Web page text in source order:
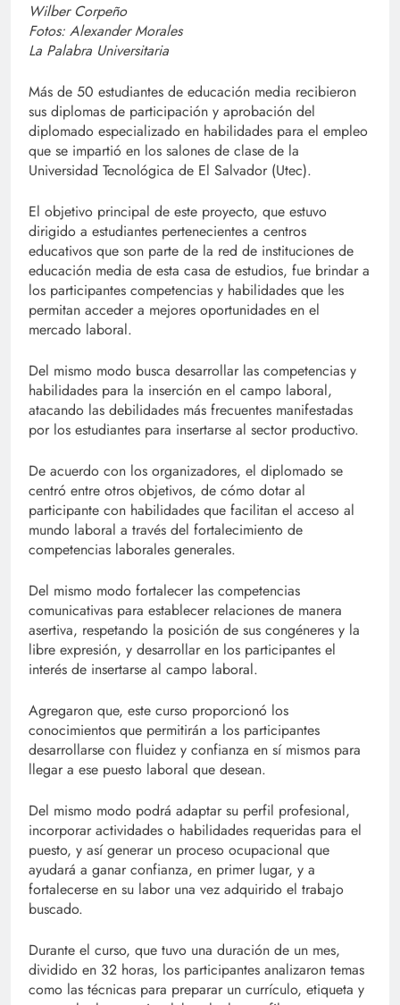
Wilber Corpeño
Fotos: Alexander Morales
La Palabra Universitaria
Más de 50 estudiantes de educación media recibieron
sus diplomas de participación y aprobación del
diplomado especializado en habilidades para el empleo
que se impartió en los salones de clase de la
Universidad Tecnológica de El Salvador (Utec).
El objetivo principal de este proyecto, que estuvo
dirigido a estudiantes pertenecientes a centros
educativos que son parte de la red de instituciones de
educación media de esta casa de estudios, fue brindar a
los participantes competencias y habilidades que les
permitan acceder a mejores oportunidades en el
mercado laboral.
Del mismo modo busca desarrollar las competencias y
habilidades para la inserción en el campo laboral,
atacando las debilidades más frecuentes manifestadas
por los estudiantes para insertarse al sector productivo.
De acuerdo con los organizadores, el diplomado se
centró entre otros objetivos, de cómo dotar al
participante con habilidades que facilitan el acceso al
mundo laboral a través del fortalecimiento de
competencias laborales generales.
Del mismo modo fortalecer las competencias
comunicativas para establecer relaciones de manera
asertiva, respetando la posición de sus congéneres y la
libre expresión, y desarrollar en los participantes el
interés de insertarse al campo laboral.
Agregaron que, este curso proporcionó los
conocimientos que permitirán a los participantes
desarrollarse con fluidez y confianza en sí mismos para
llegar a ese puesto laboral que desean.
Del mismo modo podrá adaptar su perfil profesional,
incorporar actividades o habilidades requeridas para el
puesto, y así generar un proceso ocupacional que
ayudará a ganar confianza, en primer lugar, y a
fortalecerse en su labor una vez adquirido el trabajo
buscado.
Durante el curso, que tuvo una duración de un mes,
dividido en 32 horas, los participantes analizaron temas
como las técnicas para preparar un currículo, etiqueta y